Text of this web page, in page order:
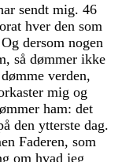
sendt mig. 46
hver den som
Og dersom nogen
, så dømmer ikke
dømme verden,
mig og
ham: det
den ytterste dag.
Faderen, som
om hvad jeg